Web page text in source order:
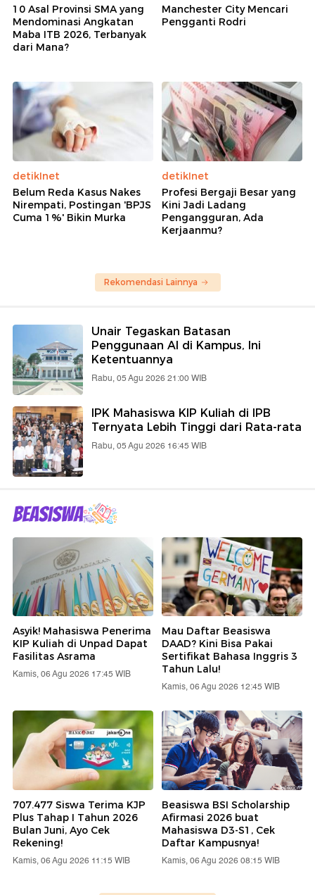
10 Asal Provinsi SMA yang
Mendominasi Angkatan
Maba ITB 2026, Terbanyak
dari Mana?
Manchester City Mencari
Pengganti Rodri
detikInet
Belum Reda Kasus Nakes
Nirempati, Postingan 'BPJS
Cuma 1%' Bikin Murka
detikInet
Profesi Bergaji Besar yang
Kini Jadi Ladang
Pengangguran, Ada
Kerjaanmu?
Rekomendasi Lainnya
Unair Tegaskan Batasan
Penggunaan AI di Kampus, Ini
Ketentuannya
Rabu, 05 Agu 2026 21:00 WIB
IPK Mahasiswa KIP Kuliah di IPB
Ternyata Lebih Tinggi dari Rata-rata
Rabu, 05 Agu 2026 16:45 WIB
Asyik! Mahasiswa Penerima
KIP Kuliah di Unpad Dapat
Fasilitas Asrama
Kamis, 06 Agu 2026 17:45 WIB
Mau Daftar Beasiswa
DAAD? Kini Bisa Pakai
Sertifikat Bahasa Inggris 3
Tahun Lalu!
Kamis, 06 Agu 2026 12:45 WIB
707.477 Siswa Terima KJP
Plus Tahap I Tahun 2026
Bulan Juni, Ayo Cek
Rekening!
Kamis, 06 Agu 2026 11:15 WIB
Beasiswa BSI Scholarship
Afirmasi 2026 buat
Mahasiswa D3-S1, Cek
Daftar Kampusnya!
Kamis, 06 Agu 2026 08:15 WIB